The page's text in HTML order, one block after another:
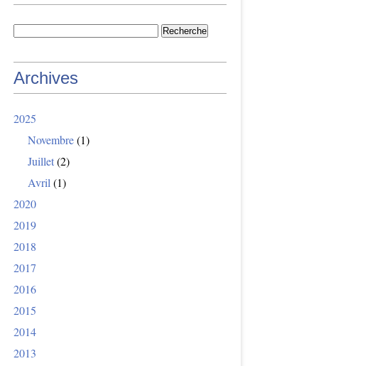
Archives
2025
Novembre(1)
Juillet(2)
Avril (1)
2020
2019
2018
2017
2016
2015
2014
2013